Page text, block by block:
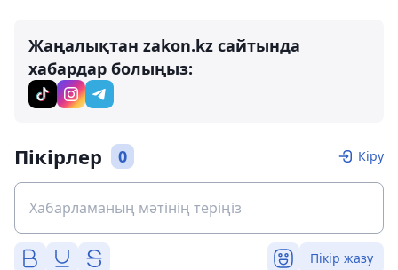
Жаңалықтан zakon.kz сайтында
хабардар болыңыз:
Пікірлер 0 Кіру
Пікір жазу